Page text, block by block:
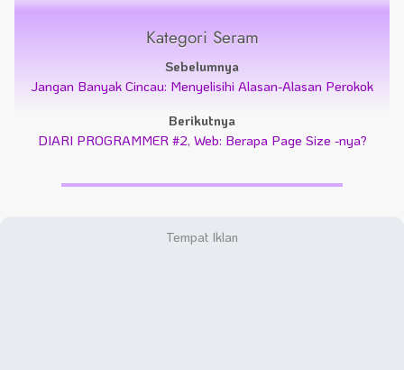
Kategori Seram
Sebelumnya
Jangan Banyak Cincau: Menyelisihi Alasan-Alasan Perokok
Berikutnya
DIARI PROGRAMMER #2, Web: Berapa Page Size -nya?